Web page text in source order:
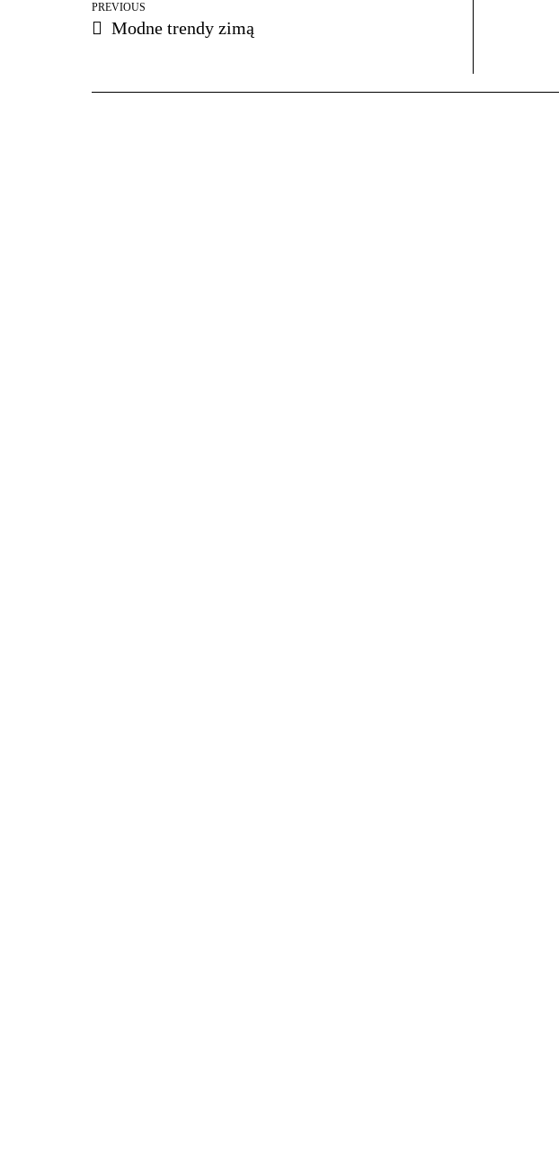
PREVIOUS
Modne trendy zimą